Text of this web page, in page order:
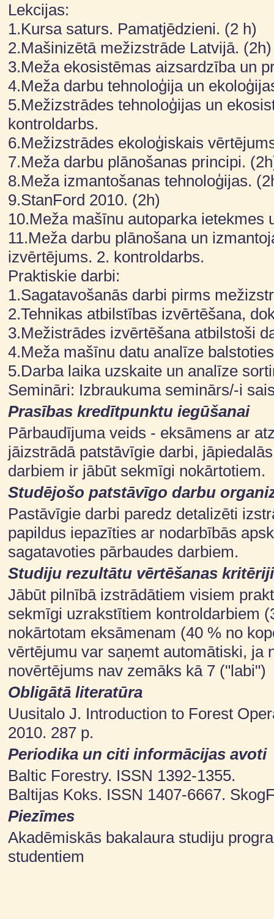
Lekcijas:
1.Kursa saturs. Pamatjēdzieni. (2 h)
2.Mašinizētā mežizstrāde Latvijā. (2h)
3.Meža ekosistēmas aizsardzība un
4.Meža darbu tehnoloģija un
5.Mežizstrādes tehnoloģijas un
kontroldarbs.
6.Mežizstrādes ekoloģiskais
7.Meža darbu plānošanas principi.
8.Meža izmantošanas tehnoloģijas.
9.StanFord 2010. (2h)
10.Meža mašīnu autoparka ietekmes
11.Meža darbu plānošana un
izvērtējums. 2. kontroldarbs.
Praktiskie darbi:
1.Sagatavošanās darbi pirms
2.Tehnikas atbilstības izvērtēšana,
3.Mežistrādes izvērtēšana atbilstoši
4.Meža mašīnu datu analīze
5.Darba laika uzskaite un analīze
Semināri: Izbraukuma seminārs/-i
Prasības kredītpunktu iegūšanai
Pārbaudījuma veids - eksāmens ar
jāizstrādā patstāvīgie darbi,
darbiem ir jābūt sekmīgi nokārtotiem.
Studējošo patstāvīgo darbu
Pastāvīgie darbi paredz detalizēti
papildus iepazīties ar nodarbībās
sagatavoties pārbaudes darbiem.
Studiju rezultātu vērtēšanas kritēriji
Jābūt pilnībā izstrādātiem visiem
sekmīgi uzrakstītiem kontroldarbiem
nokārtotam eksāmenam (40 % no
vērtējumu var saņemt automātiski, ja
novērtējums nav zemāks kā 7 ("labi")
Obligātā literatūra
Uusitalo J. Introduction to Forest
2010. 287 p.
Periodika un citi informācijas avoti
Baltic Forestry. ISSN 1392-1355.
Baltijas Koks. ISSN 1407-6667.
Piezīmes
Akadēmiskās bakalaura studiju
studentiem